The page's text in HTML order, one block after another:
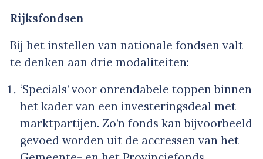
Rijksfondsen
Bij het instellen van nationale fondsen valt
te denken aan drie modaliteiten:
‘Specials’ voor onrendabele toppen binnen
het kader van een investeringsdeal met
marktpartijen. Zo’n fonds kan bijvoorbeeld
gevoed worden uit de accressen van het